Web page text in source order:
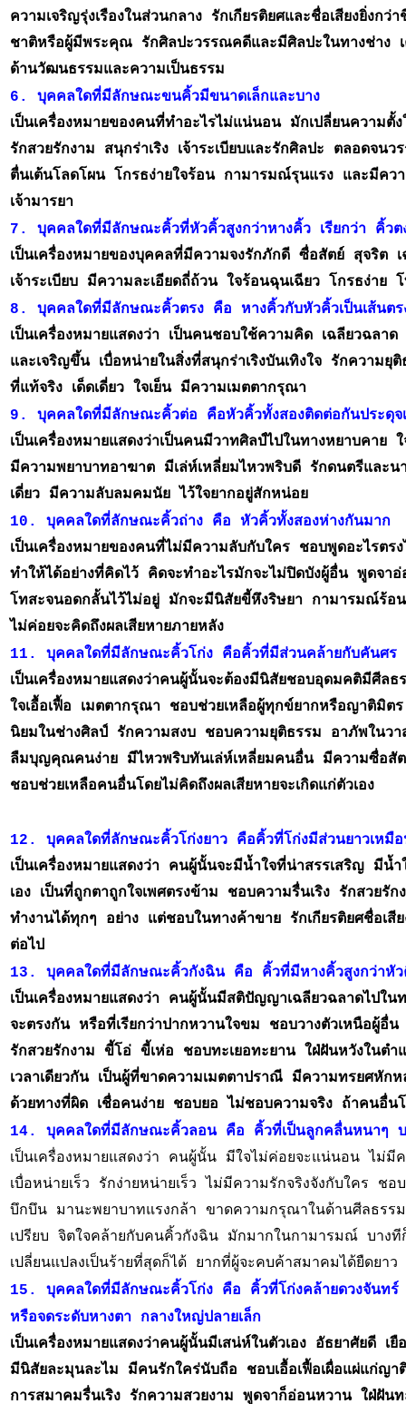
ความเจริญรุ่งเรืองในส่วนกลาง รักเกียรติยศและชื่อเสียงยิ่งก
ชาติหรือผู้มีพระคุณ รักศิลปะวรรณคดีและมีศิลปะในทางช่าง
ด้านวัฒนธรรมและความเป็นธรรม
6. บุคคลใดที่มีลักษณะขนคิ้วมีขนาดเล็กและบาง
เป็นเครื่องหมายของคนที่ทำอะไรไม่แน่นอน มักเปลี่ยนความ
รักสวยรักงาม สนุกร่าเริง เจ้าระเบียบและรักศิลปะ ตลอดจน
ตื่นเต้นโลดโผน โกรธง่ายใจร้อน กามารมณ์รุนแรง และมีควา
เจ้ามารยา
7. บุคคลใดที่มีลักษณะคิ้วที่หัวคิ้วสูงกว่าหางคิ้ว เรียกว่า คิ้วต
เป็นเครื่องหมายของบุคคลที่มีความจงรักภักดี ซื่อสัตย์ สุจริต
เจ้าระเบียบ มีความละเอียดถี่ถ้วน ใจร้อนฉุนเฉียว โกรธง่าย
8. บุคคลใดที่มีลักษณะคิ้วตรง คือ หางคิ้วกับหัวคิ้วเป็นเส้นตร
เป็นเครื่องหมายแสดงว่า เป็นคนชอบใช้ความคิด เฉลียวฉลา
และเจริญขึ้น เบื่อหน่ายในสิ่งที่สนุกร่าเริงบันเทิงใจ รักความ
ที่แท้จริง เด็ดเดี่ยว ใจเย็น มีความเมตตากรุณา
เป็นเครื่องหมายแสดงว่าเป็นคนมีวาทศิลป์ไปในทางหยาบคา
มีความพยาบาทอาฆาต มีเล่ห์เหลี่ยมไหวพริบดี รักดนตรีแล
เดี่ยว มีความลับลมคมนัย ไว้ใจยากอยู่สักหน่อย
10. บุคคลใดที่ลักษณะคิ้วถ่าง คือ หัวคิ้วทั้งสองห่างกันมาก
เป็นเครื่องหมายของคนที่ไม่มีความลับกับใคร ชอบพูดอะไรตร
ทำให้ได้อย่างที่คิดไว้ คิดจะทำอะไรมักจะไม่ปิดบังผู้อื่น พูดจา
โทสะจนอดกลั้นไว้ไม่อยู่ มักจะมีนิสัยขี้หึงริษยา กามารมณ์ร้อ
ไม่ค่อยจะคิดถึงผลเสียหายภายหลัง
11. บุคคลใดที่มีลักษณะคิ้วโก่ง คือคิ้วที่มีส่วนคล้ายกับคันศร
เป็นเครื่องหมายแสดงว่าคนผู้นั้นจะต้องมีนิสัยชอบอุดมคติมีศี
ใจเอื้อเฟื้อ เมตตากรุณา ชอบช่วยเหลือผู้ทุกข์ยากหรือญาติมิ
นิยมในช่างศิลป์ รักความสงบ ชอบความยุติธรรม อาภัพในว
ลืมบุญคุณคนง่าย มีไหวพริบทันเล่ห์เหลี่ยมคนอื่น มีความซื่อสั
ชอบช่วยเหลือคนอื่นโดยไม่คิดถึงผลเสียหายจะเกิดแก่ตัวเอง
เป็นเครื่องหมายแสดงว่า คนผู้นั้นจะมีน้ำใจที่น่าสรรเสริญ มีน้
เอง เป็นที่ถูกตาถูกใจเพศตรงข้าม ชอบความรื่นเริง รักสวย
ทำงานได้ทุกๆ อย่าง แต่ชอบในทางค้าขาย รักเกียรติยศชื่อเสี
ต่อไป
13. บุคคลใดที่มีลักษณะคิ้วกังฉิน คือ คิ้วที่มีหางคิ้วสูงกว่าหั
เป็นเครื่องหมายแสดงว่า คนผู้นั้นมีสติปัญญาเฉลียวฉลาดไปใน
จะตรงกัน หรือที่เรียกว่าปากหวานใจขม ชอบวางตัวเหนือผู้อื่
รักสวยรักงาม ขี้โอ่ ขี้เห่อ ชอบทะเยอทะยาน ใฝ่ฝันหวังในต
เวลาเดียวกัน เป็นผู้ที่ขาดความเมตตาปราณี มีความทรยศหัก
ด้วยทางที่ผิด เชื่อคนง่าย ชอบยอ ไม่ชอบความจริง ถ้าคนอื่นโ
14. บุคคลใดที่มีลักษณะคิ้วลอน คือ คิ้วที่เป็นลูกคลื่นหนาๆ บ
เป็นเครื่องหมายแสดงว่า คนผู้นั้น มีใจไม่ค่อยจะแน่นอน ไม่มีค
เบื่อหน่ายเร็ว รักง่ายหน่ายเร็ว ไม่มีความรักจริงจังกับใคร
บึกบึน มานะพยาบาทแรงกล้า ขาดความกรุณาในด้านศีลธรรม
เปรียบ จิตใจคล้ายกับคนคิ้วกังฉิน มักมากในกามารมณ์ บางที
เปลี่ยนแปลงเป็นร้ายที่สุดก็ได้ ยากที่ผู้จะคบค้าสมาคมได้ยืดยาว
15. บุคคลใดที่มีลักษณะคิ้วโก่ง คือ คิ้วที่โก่งคล้ายดวงจันทร์
หรือจดระดับหางตา กลางใหญ่ปลายเล็ก
เป็นเครื่องหมายแสดงว่าคนผู้นั้นมีเสน่ห์ในตัวเอง อัธยาศัยดี
มีนิสัยละมุนละไม มีคนรักใคร่นับถือ ชอบเอื้อเฟื้อเผื่อแผ่แก่
การสมาคมรื่นเริง รักความสวยงาม พูดจาก็อ่อนหวาน ใฝ่ฝันท